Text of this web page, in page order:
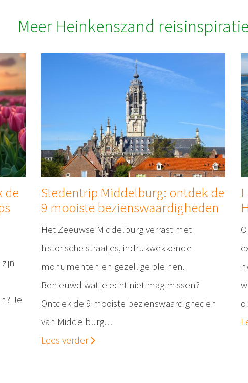
Meer Heinkenszand
de
Je
Stedentrip Middelburg: ontdek de
9 mooiste bezienswaardigheden
Het Zeeuwse Middelburg verrast met
historische straatjes, indrukwekkende
monumenten en gezellige pleinen.
Benieuwd wat je echt niet mag missen?
Ontdek de 9 mooiste bezienswaardigheden
van Middelburg…
Lees verder